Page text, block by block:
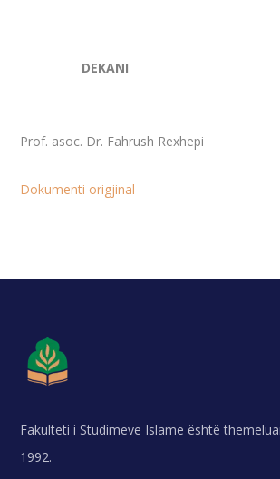
DEKANI
Prof. asoc. Dr. Fahrush Rexhepi
Dokumenti origjinal
Fakulteti i Studimeve Islame është
1992.